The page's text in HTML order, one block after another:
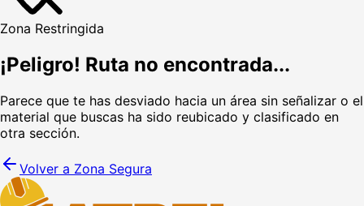
Zona Restringida
¡Peligro! Ruta no encontrada...
Parece que te has desviado hacia un área sin señalizar o el
material que buscas ha sido reubicado y clasificado en
otra sección.
Volver a Zona Segura